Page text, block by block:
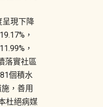
呈現下降
，
，
落實社區
個積水
，善用
杜絕病媒